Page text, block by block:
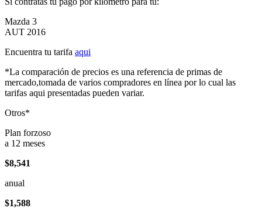
Mazda 3
AUT 2016
Encuentra tu tarifa aqui
*La comparación de precios es una referencia de primas de
mercado,tomada de varios compradores en línea por lo cual las
tarifas aqui presentadas pueden variar.
Otros*
Plan forzoso
a 12 meses
$8,541
anual
$1,588